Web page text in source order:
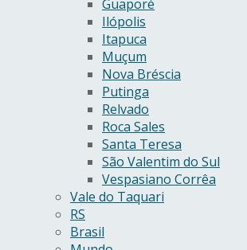
Guaporé
Ilópolis
Itapuca
Muçum
Nova Bréscia
Putinga
Relvado
Roca Sales
Santa Teresa
São Valentim do Sul
Vespasiano Corrêa
Vale do Taquari
RS
Brasil